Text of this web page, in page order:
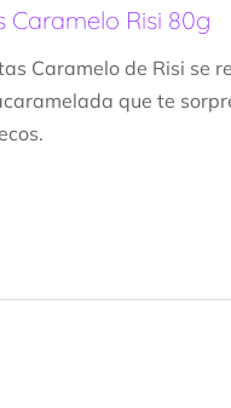
Caramelo Risi 80g
Caramelo de Risi se
que te